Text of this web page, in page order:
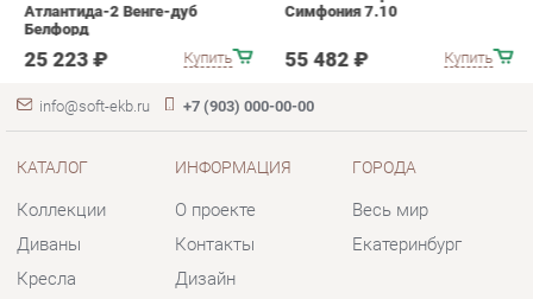
КАТАЛОГ
Коллекции
Кресла
Банкетки
Обувницы
Комплектующие
ИНФОРМАЦИЯ
О проекте
Дизайн
Политика
Гарантия
Помощь
ГОРОДА
Весь мир